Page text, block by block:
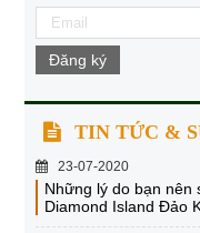
Đăng ký
TIN TỨC &
23-07-2020
Những lý do bạn nên
Diamond Island Đảo